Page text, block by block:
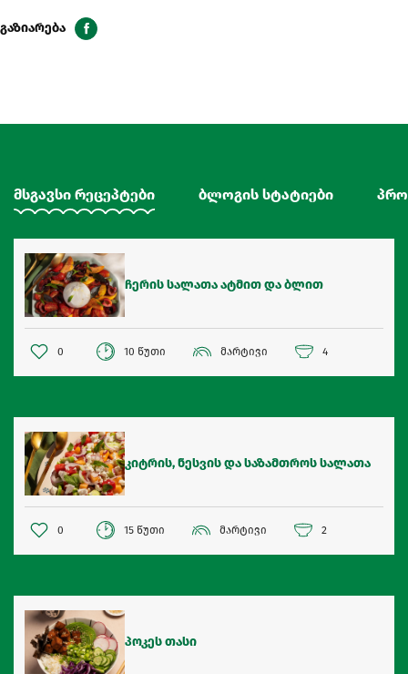
გაზიარება
მსგავსი რეცეპტები ბლოგის სტატიები
ჩერის სალათა ატმით და ბლით
0 10 წუთი მარტივი 4
კიტრის, ნესვის და საზამთროს სალათა
0 15 წუთი მარტივი 2
პოკეს თასი